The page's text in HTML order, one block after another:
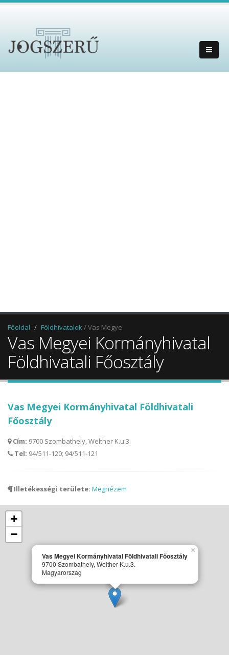
Főoldal Földhivatalok/ Vas Megye
Vas Megyei Kormányhivatal
Földhivatali Főosztály
Vas Megyei Kormányhivatal Földhivatali
Főosztály
Cím: 9700 Szombathely, Welther K.u.3.
Tel: 94/511-120; 94/511-121
Illetékességi területe: Megnézem
Vas Megyei Kormányhivatal Földhivatali Főosztály
9700 Szombathely, Welther K.u.3.
Magyarorszag
×
+
−